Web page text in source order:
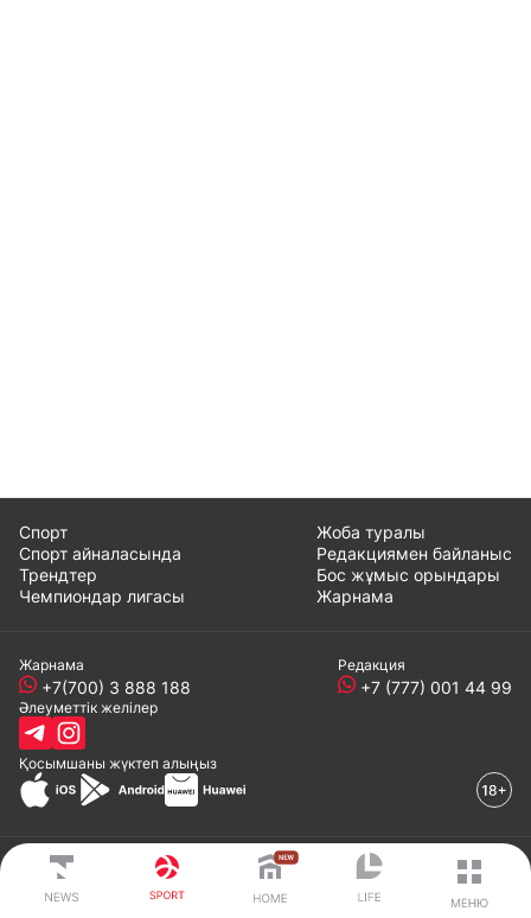
Спорт
Спорт айналасында
Трендтер
Чемпиондар лигасы
Жоба туралы
Редакциямен байланыс
Бос жұмыс орындары
Жарнама
Жарнама
+7(700) 3 888 188
Редакция
+7 (777) 001 44 99
Әлеуметтік желілер
Қосымшаны жүктеп алыңыз
© 2008-2024 ТОО «EML»